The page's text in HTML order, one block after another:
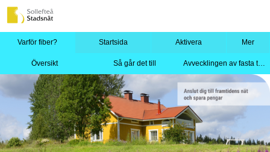
Varför fiber? Startsida Aktivera Mer
Översikt Så går det till Avvecklingen av fasta telenätet